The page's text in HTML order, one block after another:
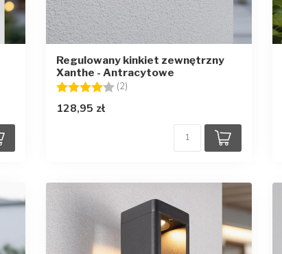
Regulowany kinkiet zewnętrzny
Xanthe - Antracytowe
Ocena:
(2)
128,95 zł